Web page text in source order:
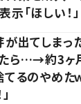
ほしい！」「
が出てしまっ
ら…→約3ヶ
てるのやめた